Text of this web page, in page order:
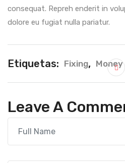
consequat. Repreh enderit in
dolore eu fugiat nulla pariatur.
Etiquetas: Fixing, Money
Leave A